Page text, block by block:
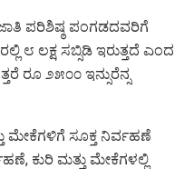
ಪರಿಶಿಷ್ಠ ಪಂಗಡದವರಿಗೆ
೮ ಲಕ್ಷ ಸಬ್ಸಿಡಿ ಇರುತ್ತದೆ ಎಂದ
ರೂ ೨೫೦೦ ಇನ್ಸುರೆನ್ಸ
ಮೇಕೆಗಳಿಗೆ ಸೂಕ್ತ ನಿರ್ವಹಣೆ
ಕುರಿ ಮತ್ತು ಮೇಕೆಗಳಲ್ಲಿ